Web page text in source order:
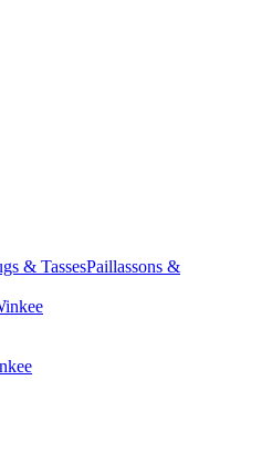
& TassesPaillassons &